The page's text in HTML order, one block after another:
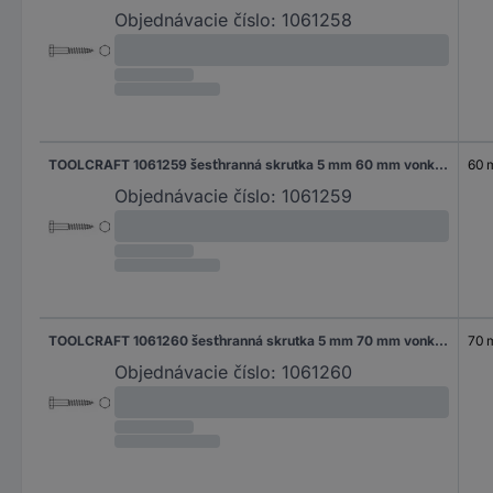
Objednávacie číslo: 1061258
TOOLCRAFT 1061259 šesťhranná skrutka 5 mm 60 mm vonkajší šesťhran DIN 571 nerezová ocel A4 200 ks
Objednávacie číslo: 1061259
60
TOOLCRAFT 1061260 šesťhranná skrutka 5 mm 70 mm vonkajší šesťhran DIN 571 nerezová ocel A4 200 ks
Objednávacie číslo: 1061260
70